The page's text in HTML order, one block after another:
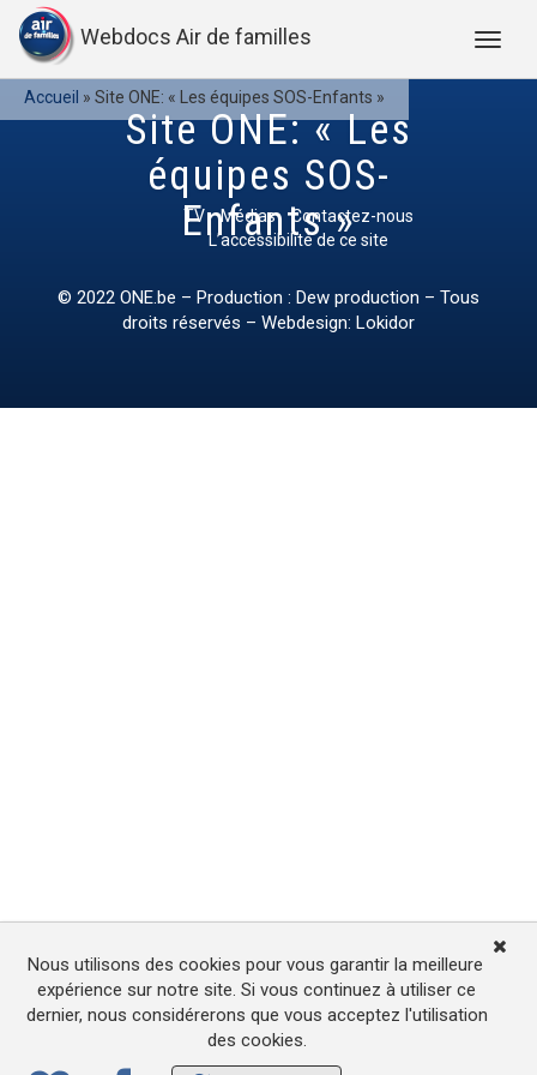
Webdocs Air de familles
Accueil » Site ONE: « Les équipes SOS-Enfants »
Site ONE: « Les
équipes SOS-
Enfants »
TV Médias
Contactez-nous
L’accessibilité de ce site
© 2022 ONE.be – Production : Dew production – Tous
droits réservés – Webdesign: Lokidor
Nous utilisons des cookies pour vous garantir la meilleure
expérience sur notre site. Si vous continuez à utiliser ce
dernier, nous considérerons que vous acceptez l'utilisation
des cookies.